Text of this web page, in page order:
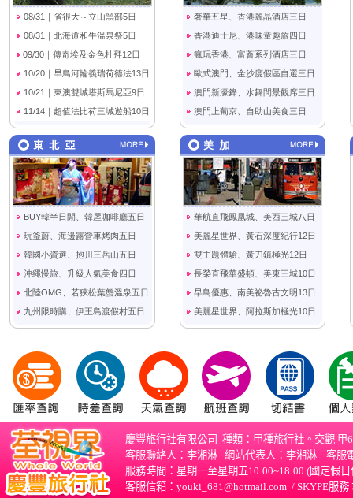
慶豐旅行社有限公司 種類：甲種旅行社。交觀
客服聯絡人：李湘淋 網站代表人：李湘淋 客服
服務時間：星期一至星期五10:00~18:00 (國定
客服信箱： youki_681@hotmail.com / SKYPE服務